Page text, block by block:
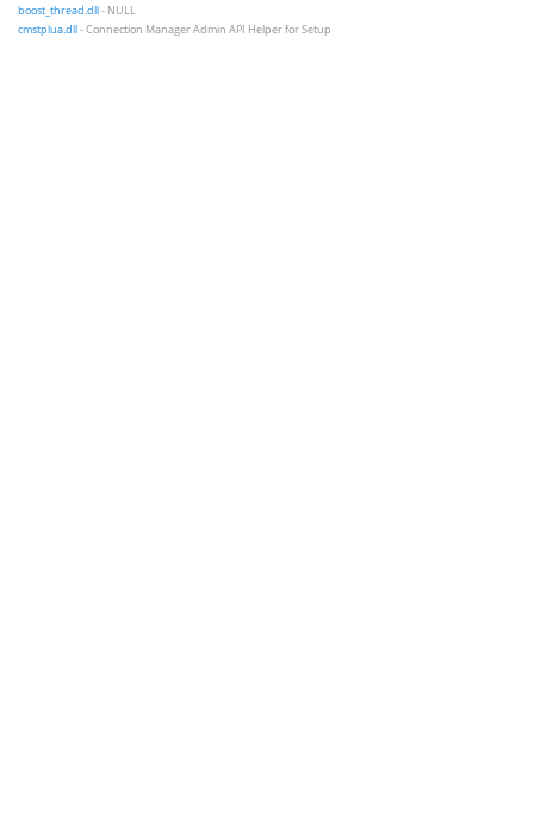
boost_thread.dll- NULL
cmstplua.dll- Connection Manager Admin API Helper for Setup